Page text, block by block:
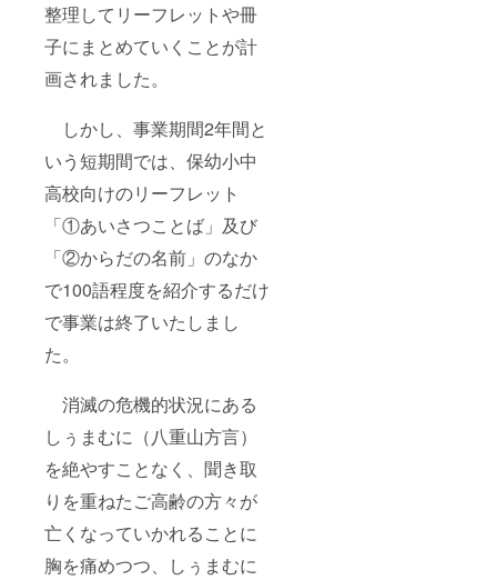
整理してリーフレットや冊
子にまとめていくことが計
画されました。
しかし、事業期間2年間と
いう短期間では、保幼小中
高校向けのリーフレット
「①あいさつことば」及び
「②からだの名前」のなか
で100語程度を紹介するだけ
で事業は終了いたしまし
た。
消滅の危機的状況にある
しぅまむに（八重山方言）
を絶やすことなく、聞き取
りを重ねたご高齢の方々が
亡くなっていかれることに
胸を痛めつつ、しぅまむに